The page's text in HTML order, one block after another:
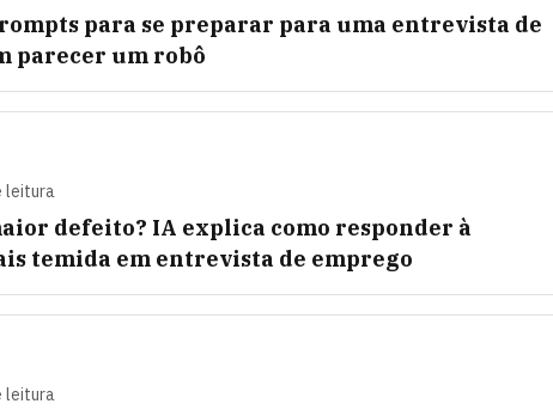
para se preparar para uma entrevista de
parecer um robô
leitura
defeito? IA explica como responder à
temida em entrevista de emprego
leitura